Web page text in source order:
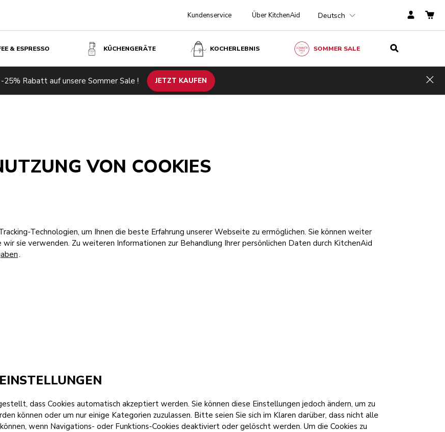
Kundenservice Über KitchenAid Deutsch
& ESPRESSO KÜCHENGERÄTE KOCHERLEBNIS SOMMER SALE
-25% Rabatt auf unsere Sommer Sale ! JETZT KAUFEN
VON COOKIES
Technologien, um Ihnen die beste Erfahrung unserer Webseite zu ermöglichen. Sie können weiter
sie verwenden. Zu weiteren Informationen zur Behandlung Ihrer persönlichen Daten durch KitchenAid
.
dass Cookies automatisch akzeptiert werden. Sie können diese Einstellungen jedoch ändern, um zu
können oder um nur einige Kategorien zuzulassen. Bitte seien Sie sich im Klaren darüber, dass nicht alle
wenn Navigations- oder Funktions-Cookies deaktiviert oder gelöscht werden. Um die Cookies zu